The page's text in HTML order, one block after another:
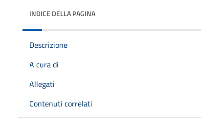
INDICE DELLA PAGINA
Descrizione
A cura di
Allegati
Contenuti correlati